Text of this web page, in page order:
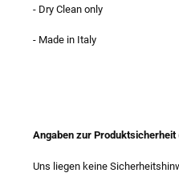
- Dry Clean only
- Made in Italy
Angaben zur Produktsicherheit
Uns liegen keine